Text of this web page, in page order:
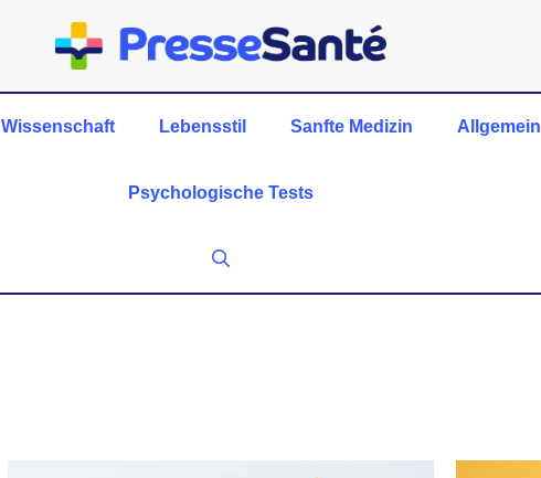
Wissenschaft Lebensstil Sanfte Medizin Allgemein
Psychologische Tests